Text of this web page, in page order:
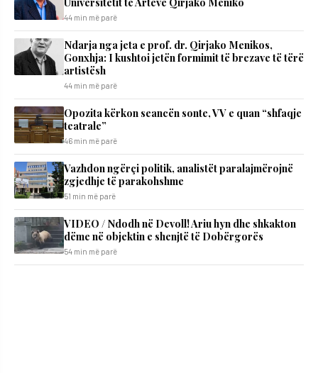
44 min më parë
Ndarja nga jeta e prof. dr. Qirjako Menikos,
Gonxhja: I kushtoi jetën formimit të brezave të tërë
artistësh
44 min më parë
Opozita kërkon seancën sonte, VV e quan “shfaqje
teatrale”
46 min më parë
Vazhdon ngërçi politik, analistët paralajmërojnë
zgjedhje të parakohshme
51 min më parë
VIDEO / Ndodh në Devoll! Ariu hyn dhe shkakton
dëme në objektin e shenjtë të Dobërgorës
54 min më parë